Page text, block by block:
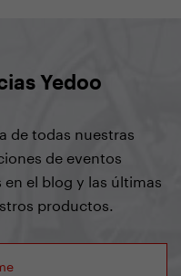
Yedoo
de todas nuestras
de eventos
el blog y las últimas
productos.